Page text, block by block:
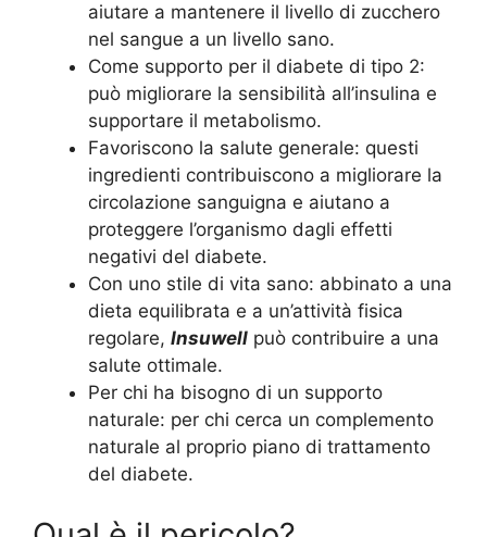
aiutare a mantenere il livello di zucchero
nel sangue a un livello sano.
Come supporto per il diabete di tipo 2:
può migliorare la sensibilità all’insulina e
supportare il metabolismo.
Favoriscono la salute generale: questi
ingredienti contribuiscono a migliorare la
circolazione sanguigna e aiutano a
proteggere l’organismo dagli effetti
negativi del diabete.
Con uno stile di vita sano: abbinato a una
dieta equilibrata e a un’attività fisica
regolare, Insuwell può contribuire a una
salute ottimale.
Per chi ha bisogno di un supporto
naturale: per chi cerca un complemento
naturale al proprio piano di trattamento
del diabete.